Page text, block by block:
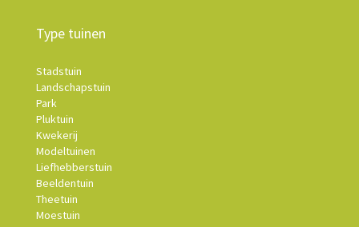
Type tuinen
Stadstuin
Landschapstuin
Park
Pluktuin
Kwekerij
Modeltuinen
Liefhebberstuin
Beeldentuin
Theetuin
Moestuin